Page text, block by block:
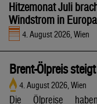
Hitzemonat Juli
Windstrom in Europa
4. August 2026, Wien
Brent-Ölpreis
4. August 2026, Wien
Die Ölpreise